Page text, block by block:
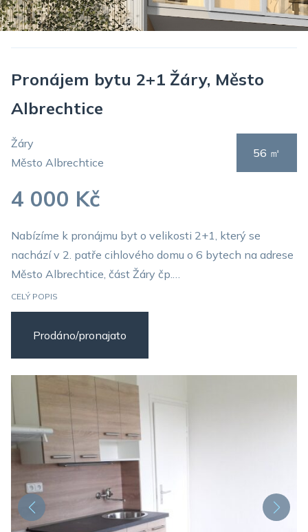
Pronájem bytu 2+1 Žáry, Město
Albrechtice
Žáry
Město Albrechtice
56 ㎡
4 000 Kč
Nabízíme k pronájmu byt o velikosti 2+1, který se
nachází v 2. patře cihlového domu o 6 bytech na adrese
Město Albrechtice, část Žáry čp.…
CELÝ POPIS
Prodáno/pronajato